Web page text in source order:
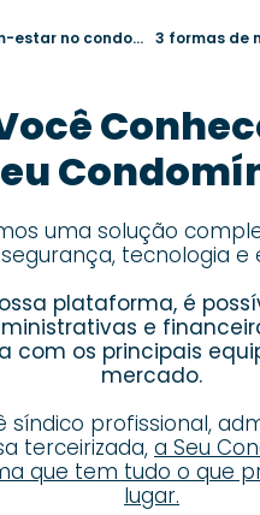
Lazer e bem-estar no condomínio: como aproximar os moradores
uma solução
tecnologia e
plataforma, é
e
com os principais
mercado.
síndico profissional,
terceirizada, a Seu
que tem tudo o que
lugar.